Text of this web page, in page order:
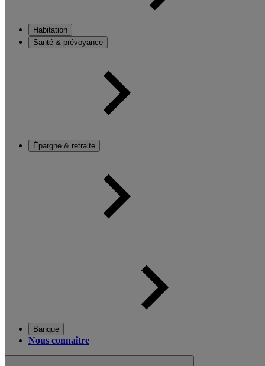
Habitation
Santé & prévoyance
Épargne & retraite
Banque
Nous connaître